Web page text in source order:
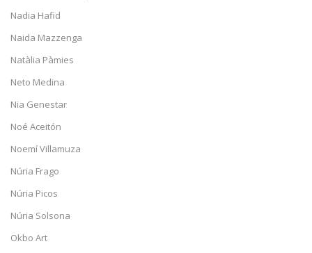
Nadia Hafid
Naida Mazzenga
Natàlia Pàmies
Neto Medina
Nia Genestar
Noé Aceitón
Noemí Villamuza
Núria Frago
Núria Picos
Núria Solsona
Okbo Art